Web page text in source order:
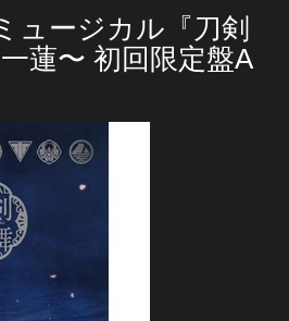
ュージカル『刀剣
蓮〜 初回限定盤A